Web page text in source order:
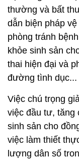
thường và bất
dẫn biện pháp
phòng tránh
khỏe sinh sản
thai hiện đại và
đường tình dục...
Việc chú trọng
việc đầu tư, tăng
sinh sản cho
việc làm thiết
lượng dân số